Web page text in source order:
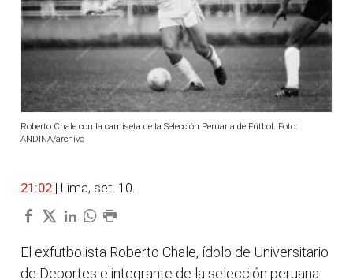
Roberto Chale con la camiseta de la Selección Peruana de Fútbol. Foto:
ANDINA/archivo
21:02 | Lima, set. 10.
El exfutbolista Roberto Chale, ídolo de Universitario
de Deportes e integrante de la selección peruana